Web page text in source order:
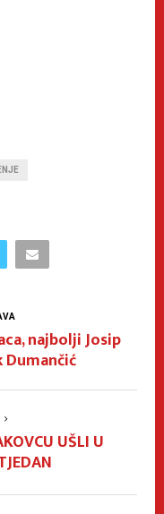
najbolji Josip
Dumančić
UŠLI U